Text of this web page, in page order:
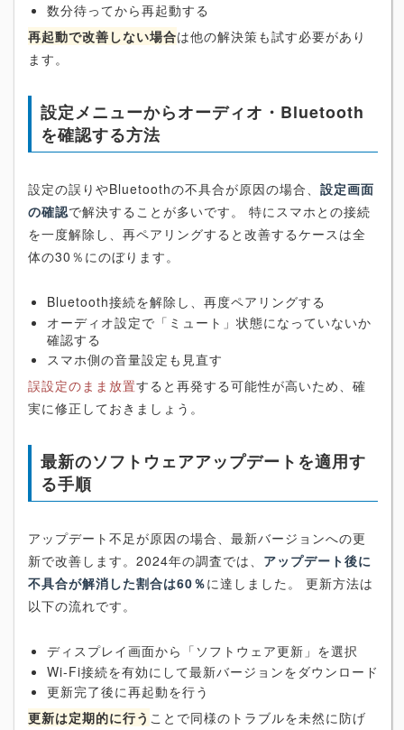
数分待ってから再起動する
再起動で改善しない場合は他の解決策も試す必要があり
ます。
設定メニューからオーディオ・Bluetooth
を確認する方法
設定の誤りやBluetoothの不具合が原因の場合、 設定画面
の確認で解決することが多いです。 特にスマホとの接続
を一度解除し、再ペアリングすると改善するケースは全
体の30％にのぼります。
Bluetooth接続を解除し、再度ペアリングする
オーディオ設定で「ミュート」状態になっていないか
確認する
スマホ側の音量設定も見直す
誤設定のまま放置すると再発する可能性が高いため、確
実に修正しておきましょう。
最新のソフトウェアアップデートを適用す
る手順
アップデート不足が原因の場合、最新バージョンへの更
新で改善します。2024年の調査では、 アップデート後に
不具合が解消した割合は60％に達しました。 更新方法は
以下の流れです。
ディスプレイ画面から「ソフトウェア更新」を選択
Wi-Fi接続を有効にして最新バージョンをダウンロード
更新完了後に再起動を行う
更新は定期的に行う ことで同様のトラブルを未然に防げ